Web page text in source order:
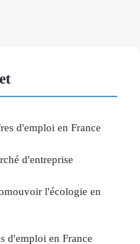
d'emploi en France
d'entreprise
l'écologie en
d'emploi en France